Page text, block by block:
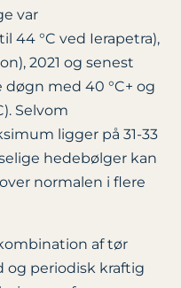
var
44 °C ved Ierapetra),
2021 og senest
med 40 °C+ og
Selvom
ligger på 31-33
hedebølger kan
normalen i flere
af tør
periodisk kraftig